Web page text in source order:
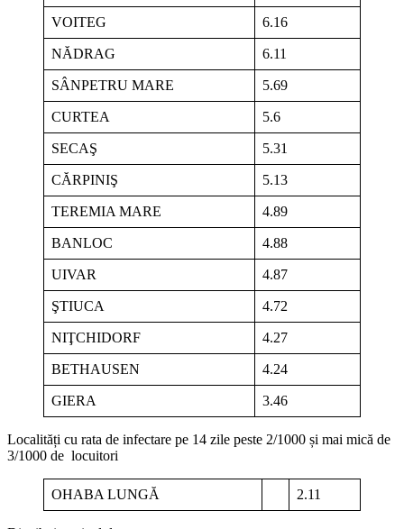
VOITEG 6.16
NĂDRAG 6.11
SÂNPETRU MARE 5.69
CURTEA 5.6
SECAŞ 5.31
CĂRPINIŞ 5.13
TEREMIA MARE 4.89
BANLOC 4.88
UIVAR 4.87
ŞTIUCA 4.72
NIŢCHIDORF 4.27
BETHAUSEN 4.24
GIERA 3.46
Localități cu rata de infectare pe 14 zile peste 2/1000 și mai mică de
3/1000 de locuitori
OHABA LUNGĂ 2.11